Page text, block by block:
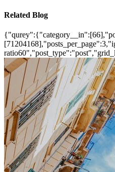
Related Blog